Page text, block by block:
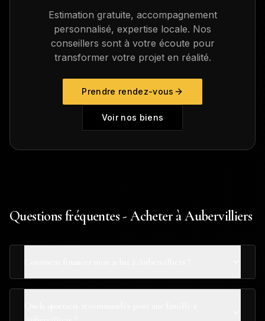
Estimation gratuite, accompagnement
personnalisé, expertise locale. Nos
conseillers sont à votre écoute pour
transformer votre projet en réalité.
Prendre rendez-vous
Voir nos biens
Questions fréquentes - Acheter à Aubervilliers